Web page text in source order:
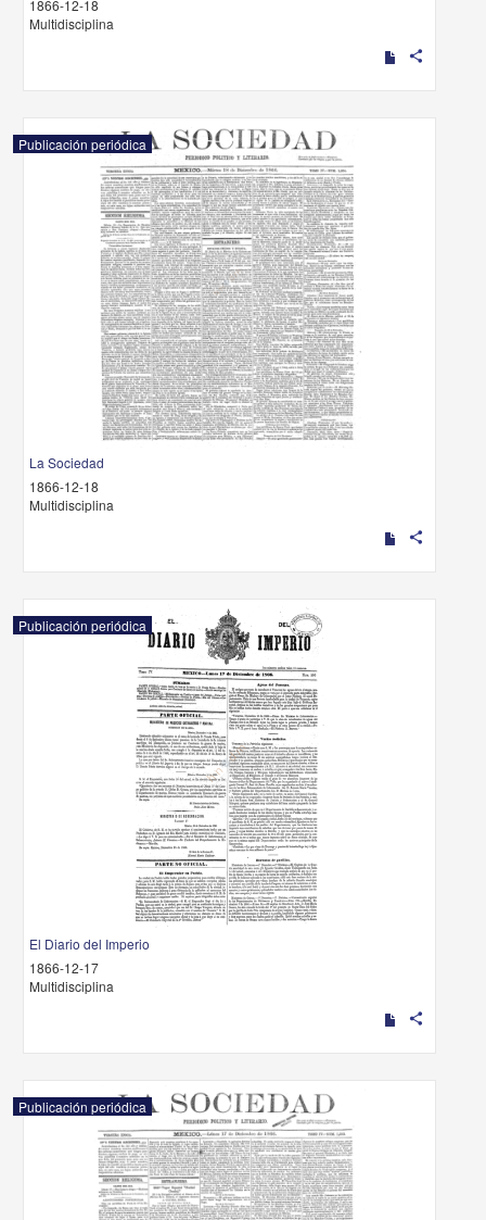
1866-12-18
Multidisciplina
share
Publicación periódica
La Sociedad
1866-12-18
Multidisciplina
share
Publicación periódica
El Diario del Imperio
1866-12-17
Multidisciplina
share
Publicación periódica